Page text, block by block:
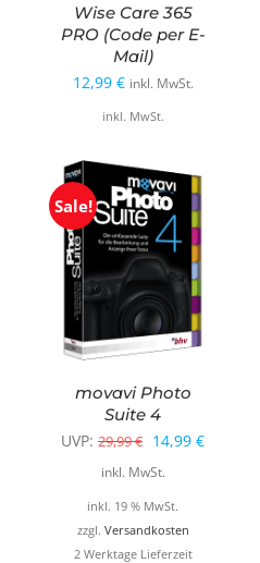
Wise Care 365
PRO (Code per E-
Mail)
12,99 € inkl. MwSt.
inkl. MwSt.
Sale!
movavi Photo
Suite 4
UVP: 29,99€ Ursprünglicher
Preis
war:
29,99 €
14,99 €Aktueller
inkl. MwSt.
inkl. 19 % MwSt.
zzgl. Versandkosten
2 Werktage Lieferzeit